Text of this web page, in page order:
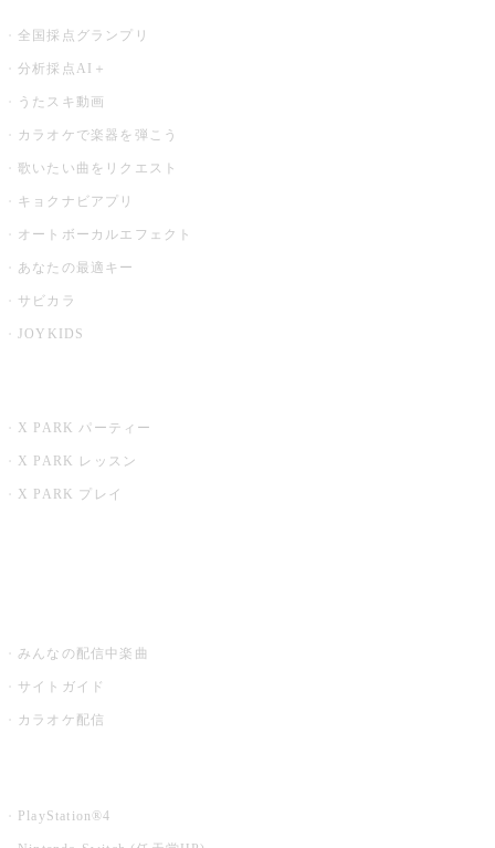
全国採点グランプリ
分析採点AI＋
うたスキ動画
カラオケで楽器を弾こう
歌いたい曲をリクエスト
キョクナビアプリ
オートボーカルエフェクト
あなたの最適キー
サビカラ
JOYKIDS
X PARK パーティー
X PARK レッスン
X PARK プレイ
みんなの配信中楽曲
サイトガイド
カラオケ配信
PlayStation®4